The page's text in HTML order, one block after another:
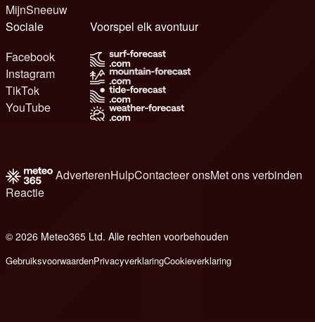
MijnSneeuw
Sociale
Facebook
Instagram
TikTok
YouTube
Voorspel elk avontuur
AdverterenHulpContacteer onsMet ons verbinden
Reactie
© 2026 Meteo365 Ltd. Alle rechten voorbehouden
GebruiksvoorwaardenPrivacyverklaringCookieverklaring